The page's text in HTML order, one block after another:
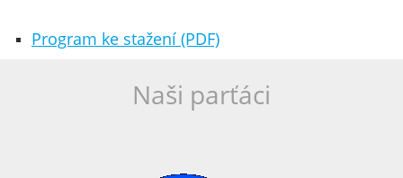
Program ke stažení (PDF)
Naši parťáci